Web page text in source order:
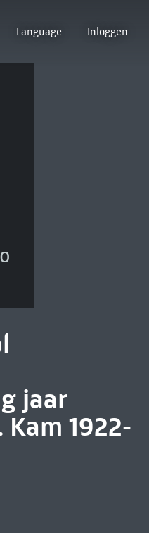
Language Inloggen
jaar
Kam 1922-